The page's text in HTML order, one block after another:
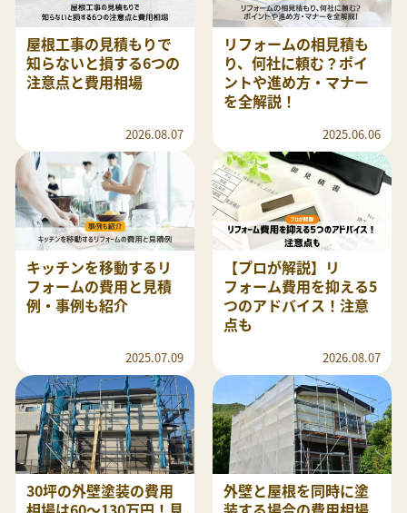
屋根工事の見積もりで
知らないと損する6つの
注意点と費用相場
2026.08.07
リフォームの相見積も
り、何社に頼む？ポイ
ントや進め方・マナー
を全解説！
2025.06.06
キッチンを移動するリ
フォームの費用と見積
例・事例も紹介
2025.07.09
【プロが解説】リ
フォーム費用を抑える5
つのアドバイス！注意
点も
2026.08.07
30坪の外壁塗装の費用
外壁と屋根を同時に塗